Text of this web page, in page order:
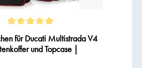
für Ducati Multistrada V4
und Topcase |